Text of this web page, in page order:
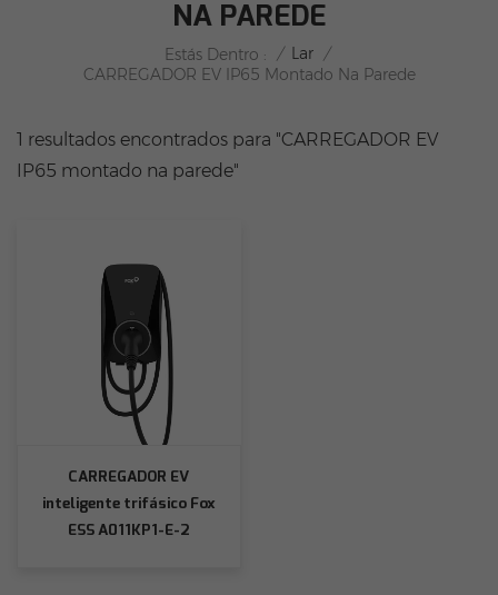
NA PAREDE
Estás Dentro : / Lar /
CARREGADOR EV IP65 Montado Na Parede
1 resultados encontrados para "CARREGADOR EV
IP65 montado na parede"
CARREGADOR EV
inteligente trifásico Fox
ESS A011KP1-E-2